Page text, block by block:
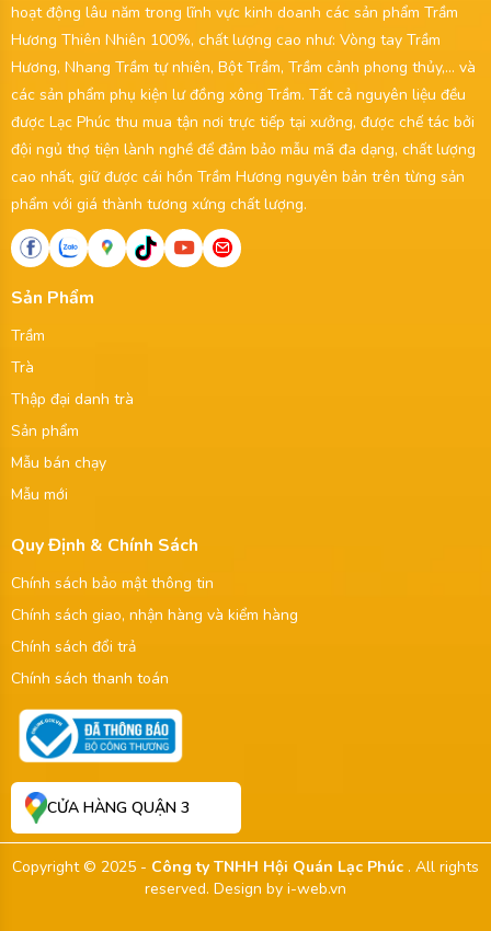
hoạt động lâu năm trong lĩnh vực kinh doanh các sản phẩm Trầm
Hương Thiên Nhiên 100%, chất lượng cao như: Vòng tay Trầm
Hương, Nhang Trầm tự nhiên, Bột Trầm, Trầm cảnh phong thủy,... và
các sản phẩm phụ kiện lư đồng xông Trầm. Tất cả nguyên liệu đều
được Lạc Phúc thu mua tận nơi trực tiếp tại xưởng, được chế tác bởi
đội ngủ thợ tiện lành nghề để đảm bảo mẫu mã đa dạng, chất lượng
cao nhất, giữ được cái hồn Trầm Hương nguyên bản trên từng sản
phẩm với giá thành tương xứng chất lượng.
Sản Phẩm
Trầm
Trà
Thập đại danh trà
Sản phẩm
Mẫu bán chạy
Mẫu mới
Quy Định & Chính Sách
Chính sách bảo mật thông tin
Chính sách giao, nhận hàng và kiểm hàng
Chính sách đổi trả
Chính sách thanh toán
CỬA HÀNG QUẬN 3
Copyright © 2025 - Công ty TNHH Hội Quán Lạc Phúc . All rights
reserved. Design by i-web.vn